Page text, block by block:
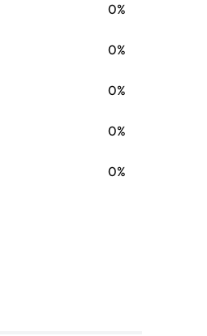
0%
0%
0%
0%
0%